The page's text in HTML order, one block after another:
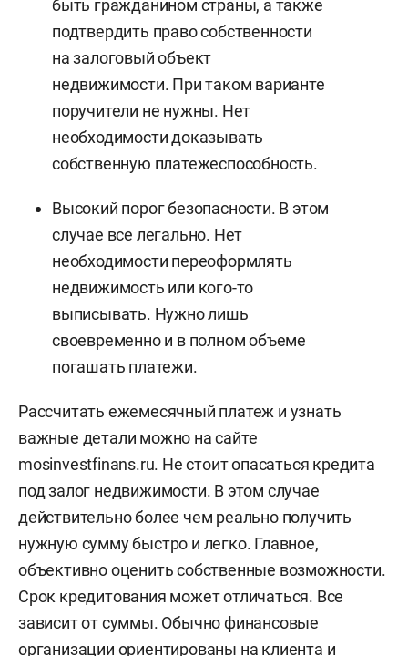
быть гражданином страны, а также
подтвердить право собственности
на залоговый объект
недвижимости. При таком варианте
поручители не нужны. Нет
необходимости доказывать
собственную платежеспособность.
Высокий порог безопасности. В этом
случае все легально. Нет
необходимости переоформлять
недвижимость или кого-то
выписывать. Нужно лишь
своевременно и в полном объеме
погашать платежи.
Рассчитать ежемесячный платеж и узнать
важные детали можно на сайте
mosinvestfinans.ru. Не стоит опасаться кредита
под залог недвижимости. В этом случае
действительно более чем реально получить
нужную сумму быстро и легко. Главное,
объективно оценить собственные возможности.
Срок кредитования может отличаться. Все
зависит от суммы. Обычно финансовые
организации ориентированы на клиента и